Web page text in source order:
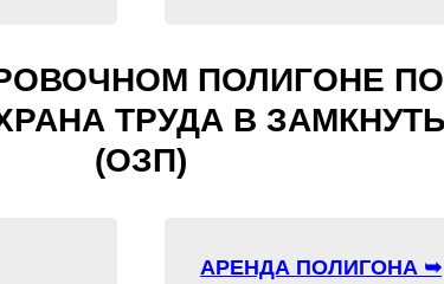
ПОЛИГОНЕ
ТРУДА В
(ОЗП)
АРЕНДА ПОЛИГОНА ➥